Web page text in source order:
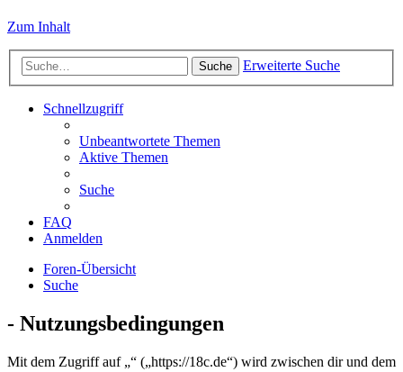
Zum Inhalt
Suche Erweiterte Suche
Schnellzugriff
Unbeantwortete Themen
Aktive Themen
Suche
FAQ
Anmelden
Foren-Übersicht
Suche
- Nutzungsbedingungen
Mit dem Zugriff auf „“ („https://18c.de“) wird zwischen dir und dem